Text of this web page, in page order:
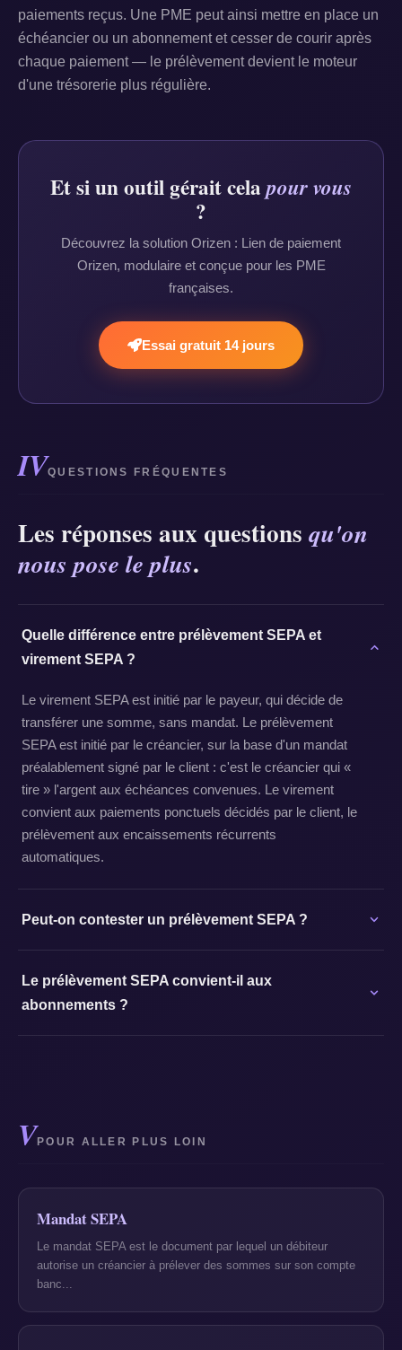
paiements reçus. Une PME peut ainsi mettre en place un
échéancier ou un abonnement et cesser de courir après
chaque paiement — le prélèvement devient le moteur
d'une trésorerie plus régulière.
Et si un outil gérait celapour vous
?
Découvrez la solution Orizen : Lien de paiement
Orizen, modulaire et conçue pour les PME
françaises.
Essai gratuit 14 jours
IVQUESTIONS FRÉQUENTES
Les réponses aux questions qu'on
nous pose le plus.
Quelle différence entre prélèvement SEPA et
virement SEPA ?
Le virement SEPA est initié par le payeur, qui décide de
transférer une somme, sans mandat. Le prélèvement
SEPA est initié par le créancier, sur la base d'un mandat
préalablement signé par le client : c'est le créancier qui «
tire » l'argent aux échéances convenues. Le virement
convient aux paiements ponctuels décidés par le client, le
prélèvement aux encaissements récurrents
automatiques.
Peut-on contester un prélèvement SEPA ?
Le prélèvement SEPA convient-il aux
abonnements ?
VPOUR ALLER PLUS LOIN
Mandat SEPA
Le mandat SEPA est le document par lequel un débiteur
autorise un créancier à prélever des sommes sur son compte
banc...